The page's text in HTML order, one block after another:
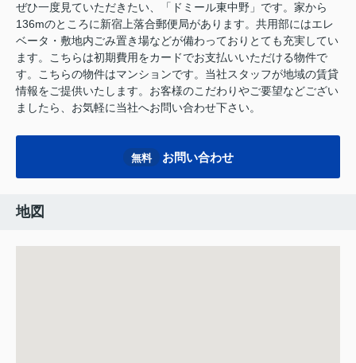
ぜひ一度見ていただきたい、「ドミール東中野」です。家から
136mのところに新宿上落合郵便局があります。共用部にはエレ
ベータ・敷地内ごみ置き場などが備わっておりとても充実してい
ます。こちらは初期費用をカードでお支払いいただける物件で
す。こちらの物件はマンションです。当社スタッフが地域の賃貸
情報をご提供いたします。お客様のこだわりやご要望などござい
ましたら、お気軽に当社へお問い合わせ下さい。
無料 お問い合わせ
地図